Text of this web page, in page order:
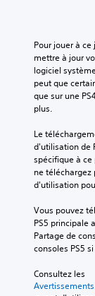
Pour jouer à
mettre à jour
logiciel
peut que
que sur une
plus.
Le
d'utilisation de
spécifique à ce
ne téléchargez
d'utilisation
Vous pouvez
PS5 principale
Partage de
consoles PS5
Consultez les